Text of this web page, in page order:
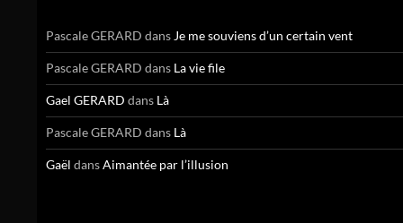
Pascale GERARD dans Je me souviens d’un certain vent
Pascale GERARD dans La vie file
Gael GERARD dans Là
Pascale GERARD dans Là
Gaël dansAimantée par l’illusion